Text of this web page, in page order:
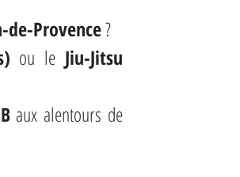
de-Provence ?
ou le Jiu-Jitsu